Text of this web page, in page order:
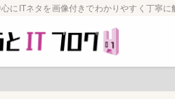
にITネタを画像付きでわかりやすく丁寧